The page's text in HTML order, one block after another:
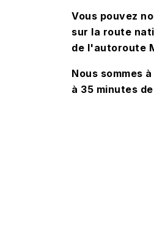
Vous pouvez
sur la route
de l'autoroute
Nous sommes
à 35 minutes